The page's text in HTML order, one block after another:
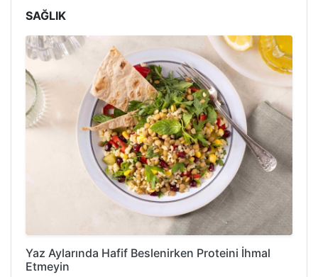
SAĞLIK
Yaz Aylarında Hafif Beslenirken Proteini İhmal
Etmeyin